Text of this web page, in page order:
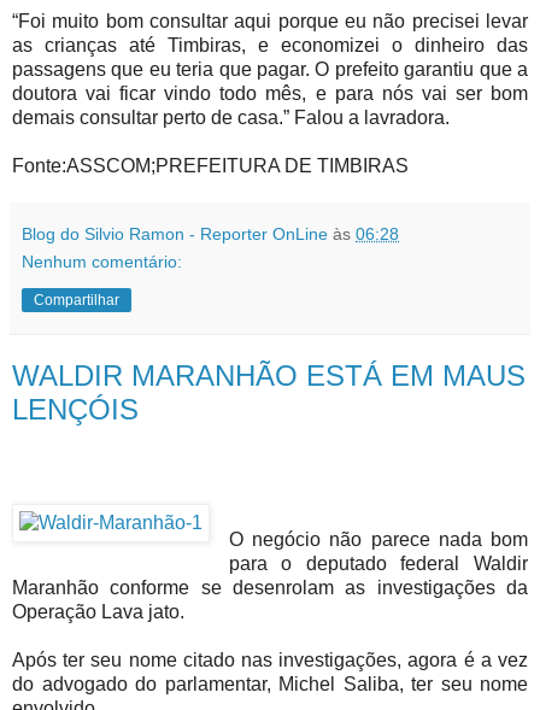
“Foi muito bom consultar aqui porque eu não precisei levar
as crianças até Timbiras, e economizei o dinheiro das
passagens que eu teria que pagar. O prefeito garantiu que a
doutora vai ficar vindo todo mês, e para nós vai ser bom
demais consultar perto de casa.” Falou a lavradora.
Fonte:ASSCOM;PREFEITURA DE TIMBIRAS
Blog do Silvio Ramon - Reporter OnLine às 06:28
Nenhum comentário:
Compartilhar
WALDIR MARANHÃO ESTÁ EM MAUS
LENÇÓIS
O negócio não parece nada bom
para o deputado federal Waldir
Maranhão conforme se desenrolam as investigações da
Operação Lava jato.
Após ter seu nome citado nas investigações, agora é a vez
do advogado do parlamentar, Michel Saliba, ter seu nome